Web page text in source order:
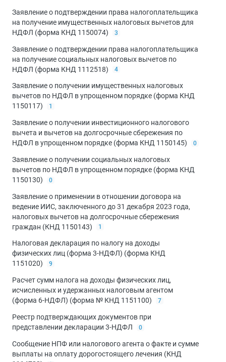
Заявление о подтверждении права налогоплательщика
на получение имущественных налоговых вычетов для
НДФЛ (форма КНД 1150074)
3
Заявление о подтверждении права налогоплательщика
на получение социальных налоговых вычетов по
НДФЛ (форма КНД 1112518)
4
Заявление о получении имущественных налоговых
вычетов по НДФЛ в упрощенном порядке (форма КНД
1150117)
1
Заявление о получении инвестиционного налогового
вычета и вычетов на долгосрочные сбережения по
НДФЛ в упрощенном порядке (форма КНД 1150145)
0
Заявление о получении социальных налоговых
вычетов по НДФЛ в упрощенном порядке (форма КНД
1150130)
0
Заявление о применении в отношении договора на
ведение ИИС, заключенного до 31 декабря 2023 года,
налоговых вычетов на долгосрочные сбережения
граждан (КНД 1150143)
1
Налоговая декларация по налогу на доходы
физических лиц (форма 3-НДФЛ) (форма КНД
1151020)
9
Расчет сумм налога на доходы физических лиц,
исчисленных и удержанных налоговым агентом
(форма 6-НДФЛ) (форма № КНД 1151100)
7
Реестр подтверждающих документов при
представлении декларации 3-НДФЛ
0
Сообщение НПФ или налогового агента о факте и сумме
выплаты на оплату дорогостоящего лечения (КНД